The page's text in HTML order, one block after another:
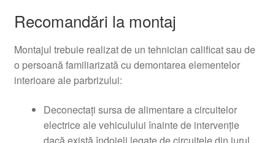
Recomandări la montaj
Montajul trebuie realizat de un tehnician calificat sau de
o persoană familiarizată cu demontarea elementelor
interioare ale parbrizului:
Deconectaţi sursa de alimentare a circuitelor
electrice ale vehiculului înainte de intervenţie
dacă există îndoieli legate de circuitele din jurul